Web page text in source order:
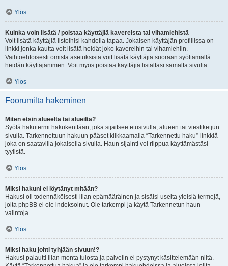
Ylös
Kuinka voin lisätä / poistaa käyttäjiä kavereista tai vihamiehistä
Voit lisätä käyttäjiä listoihisi kahdella tapaa. Jokaisen käyttäjän profiilissa on
linkki jonka kautta voit lisätä heidät joko kavereihin tai vihamiehiin.
Vaihtoehtoisesti omista asetuksista voit lisätä käyttäjiä suoraan syöttämällä
heidän käyttäjänimen. Voit myös poistaa käyttäjiä listaltasi samalta sivulta.
Ylös
Foorumilta hakeminen
Miten etsin alueelta tai alueilta?
Syötä hakutermi hakukenttään, joka sijaitsee etusivulla, alueen tai viestiketjun
sivulla. Tarkennettuun hakuun pääset klikkaamalla “Tarkennettu haku”-linkkiä
joka on saatavilla jokaisella sivulla. Haun sijainti voi riippua käyttämästäsi
tyylistä.
Ylös
Miksi hakuni ei löytänyt mitään?
Hakusi oli todennäköisesti liian epämääräinen ja sisälsi useita yleisiä termejä,
joita phpBB ei ole indeksoinut. Ole tarkempi ja käytä Tarkennetun haun
valintoja.
Ylös
Miksi haku johti tyhjään sivuun!?
Hakusi palautti liian monta tulosta ja palvelin ei pystynyt käsittelemään niitä.